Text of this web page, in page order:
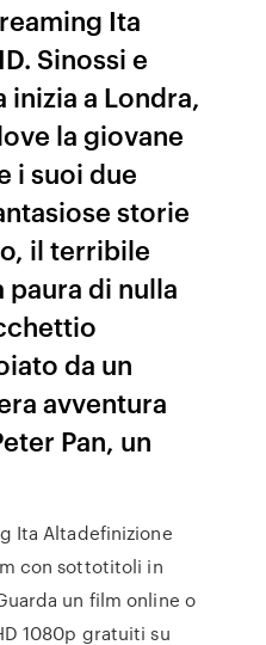
Ita
Sinossi e
a Londra,
la giovane
i suoi due
storie
il terribile
paura di nulla
da un
avventura
Pan, un
Ita Altadefinizione
con sottotitoli in
un film online o
1080p gratuiti su